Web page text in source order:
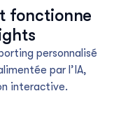
fonctionne
personnalisé
par l’IA,
interactive.